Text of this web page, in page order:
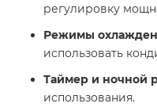
регулировку
Режимы
использовать
Таймер и ночной
использования.